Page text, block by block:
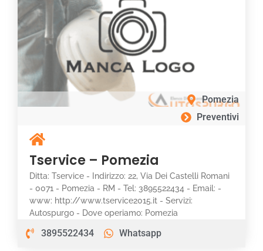
Pomezia
Preventivi
Tservice – Pomezia
Ditta: Tservice - Indirizzo: 22, Via Dei Castelli Romani
- 0071 - Pomezia - RM - Tel: 3895522434 - Email: -
www: http://www.tservice2015.it - Servizi:
Autospurgo - Dove operiamo: Pomezia
3895522434 Whatsapp